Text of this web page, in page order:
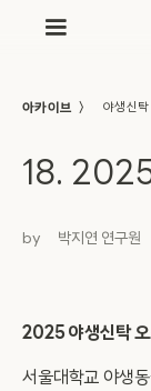
아카이브 〉 야생신탁
18. 2025
by 박지연 연구원
2025 야생신탁 오
서울대학교 야생